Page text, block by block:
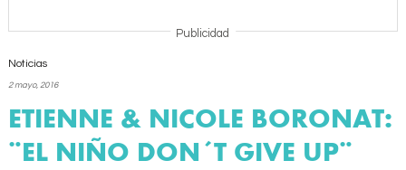
Publicidad
Noticias
2 mayo, 2016
ETIENNE & NICOLE BORONAT:
¨EL NIÑO DON´T GIVE UP¨